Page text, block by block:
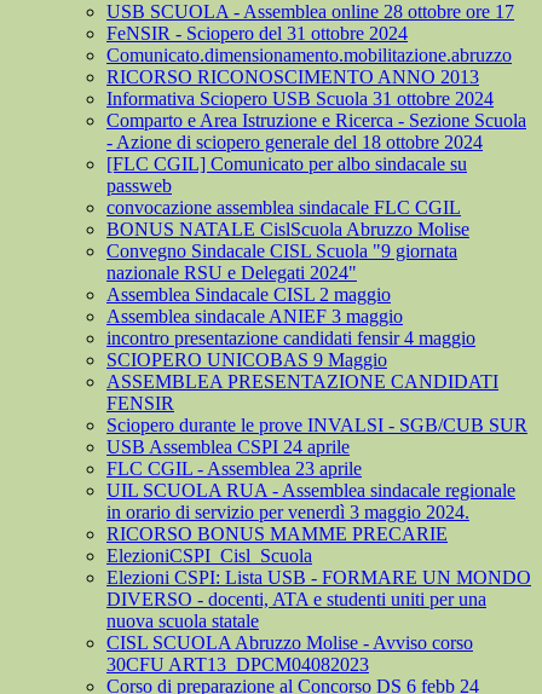
USB SCUOLA - Assemblea online 28 ottobre ore 17
FeNSIR - Sciopero del 31 ottobre 2024
Comunicato.dimensionamento.mobilitazione.abruzzo
RICORSO RICONOSCIMENTO ANNO 2013
Informativa Sciopero USB Scuola 31 ottobre 2024
Comparto e Area Istruzione e Ricerca - Sezione Scuola
- Azione di sciopero generale del 18 ottobre 2024
[FLC CGIL] Comunicato per albo sindacale su
passweb
convocazione assemblea sindacale FLC CGIL
BONUS NATALE CislScuola Abruzzo Molise
Convegno Sindacale CISL Scuola "9 giornata
nazionale RSU e Delegati 2024"
Assemblea Sindacale CISL 2 maggio
Assemblea sindacale ANIEF 3 maggio
incontro presentazione candidati fensir 4 maggio
SCIOPERO UNICOBAS 9 Maggio
ASSEMBLEA PRESENTAZIONE CANDIDATI
FENSIR
Sciopero durante le prove INVALSI - SGB/CUB SUR
USB Assemblea CSPI 24 aprile
FLC CGIL - Assemblea 23 aprile
UIL SCUOLA RUA - Assemblea sindacale regionale
in orario di servizio per venerdì 3 maggio 2024.
RICORSO BONUS MAMME PRECARIE
ElezioniCSPI_Cisl_Scuola
Elezioni CSPI: Lista USB - FORMARE UN MONDO
DIVERSO - docenti, ATA e studenti uniti per una
nuova scuola statale
CISL SCUOLA Abruzzo Molise - Avviso corso
30CFU ART13_DPCM04082023
Corso di preparazione al Concorso DS 6 febb 24